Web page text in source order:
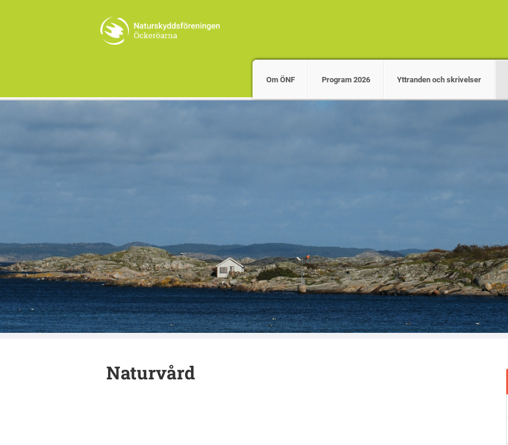
Om ÖNF Program 2026 Yttranden och skrivelser
Öckeröarna
Bohusläns sydligaste skärgård
Naturvård